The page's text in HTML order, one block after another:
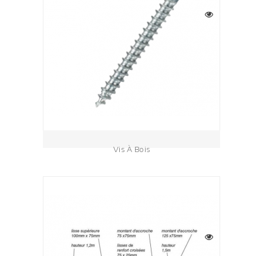
Vis À Bois